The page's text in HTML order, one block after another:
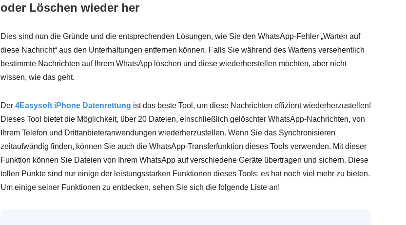
oder Löschen wieder her
Dies sind nun die Gründe und die entsprechenden Lösungen, wie Sie den WhatsApp-Fehler „Warten auf
diese Nachricht“ aus den Unterhaltungen entfernen können. Falls Sie während des Wartens versehentlich
bestimmte Nachrichten auf Ihrem WhatsApp löschen und diese wiederherstellen möchten, aber nicht
wissen, wie das geht.
Der 4Easysoft iPhone Datenrettung ist das beste Tool, um diese Nachrichten effizient wiederherzustellen!
Dieses Tool bietet die Möglichkeit, über 20 Dateien, einschließlich gelöschter WhatsApp-Nachrichten, von
Ihrem Telefon und Drittanbieteranwendungen wiederherzustellen. Wenn Sie das Synchronisieren
zeitaufwändig finden, können Sie auch die WhatsApp-Transferfunktion dieses Tools verwenden. Mit dieser
Funktion können Sie Dateien von Ihrem WhatsApp auf verschiedene Geräte übertragen und sichern. Diese
tollen Punkte sind nur einige der leistungsstarken Funktionen dieses Tools; es hat noch viel mehr zu bieten.
Um einige seiner Funktionen zu entdecken, sehen Sie sich die folgende Liste an!